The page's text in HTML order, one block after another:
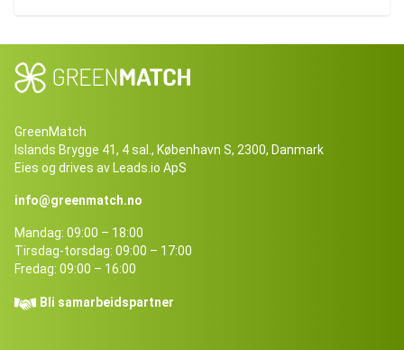
GreenMatch
Islands Brygge 41, 4 sal., København S, 2300, Danmark
Eies og drives av Leads.io ApS
info@greenmatch.no
Mandag: 09:00 – 18:00
Tirsdag-torsdag: 09:00 – 17:00
Fredag: 09:00 – 16:00
Bli samarbeidspartner